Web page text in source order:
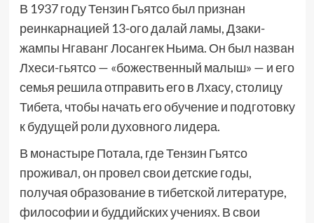
В 1937 году Тензин Гьятсо был признан
реинкарнацией 13-ого далай ламы, Дзаки-
жампы Нгаванг Лосангек Ньима. Он был назван
Лхеси-гьятсо — «божественный малыш» — и его
семья решила отправить его в Лхасу, столицу
Тибета, чтобы начать его обучение и подготовку
к будущей роли духовного лидера.
В монастыре Потала, где Тензин Гьятсо
проживал, он провел свои детские годы,
получая образование в тибетской литературе,
философии и буддийских учениях. В свои